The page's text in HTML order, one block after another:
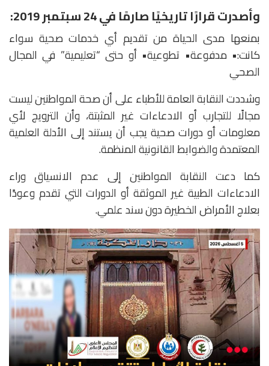
وأصدرت قرارًا تاريخيًا صارمًا في 24 سبتمبر 2019:
بمنعها مدى الحياة من تقديم أي خدمات صحية سواء
كانت:• مدفوعة• تطوعية• أو حتى “تعليمية” في المجال
الصحي
وشددت النقابة العامة للأطباء على أن صحة المواطنين ليست
مجالًا للتجارب أو الادعاءات غير المثبتة، وأن الترويج لأي
معلومات أو دورات صحية يجب أن يستند إلى الأدلة العلمية
المعتمدة والضوابط القانونية المنظمة.
كما دعت النقابة المواطنين إلى عدم الانسياق وراء
الادعاءات الطبية غير الموثقة أو الدورات التي تقدم وعودًا
بعلاج الأمراض الخطيرة دون سند علمي.